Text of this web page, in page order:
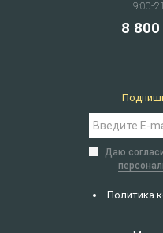
9:00-
8
Политика
Даю